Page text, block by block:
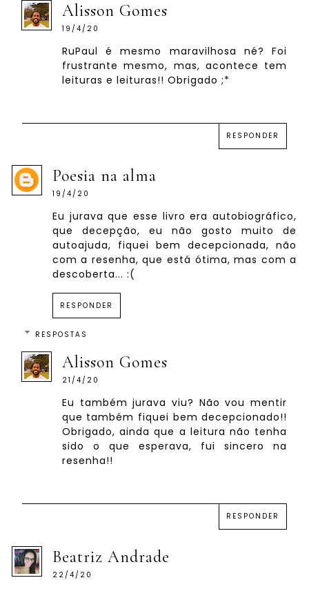
Alisson Gomes
19/4/20
RuPaul é mesmo maravilhosa né? Foi
frustrante mesmo, mas, acontece tem
leituras e leituras!! Obrigado ;*
RESPONDER
Poesia na alma
19/4/20
Eu jurava que esse livro era autobiográfico,
que decepção, eu não gosto muito de
autoajuda, fiquei bem decepcionada, não
com a resenha, que está ótima, mas com a
descoberta... :(
RESPONDER
RESPOSTAS
Alisson Gomes
21/4/20
Eu também jurava viu? Não vou mentir
que também fiquei bem decepcionado!!
Obrigado, ainda que a leitura não tenha
sido o que esperava, fui sincero na
resenha!!
RESPONDER
Beatriz Andrade
22/4/20